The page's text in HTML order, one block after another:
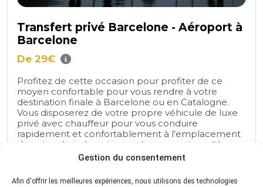
Gestion du consentement
Afin d'offrir les meilleures expériences, nous utilisons des technologies
Transfert privé Barcelone - Aéroport à
Barcelone
De 29€
Profitez de cette occasion pour profiter de ce
moyen confortable pour vous rendre à votre
destination finale à Barcelone ou en Catalogne.
Vous disposerez de votre propre véhicule de luxe
privé avec chauffeur pour vous conduire
rapidement et confortablement à l'emplacement
de votre choix. La prise en charge peut se... Plus
d'information
Annulation gratuite Voitures de luxe